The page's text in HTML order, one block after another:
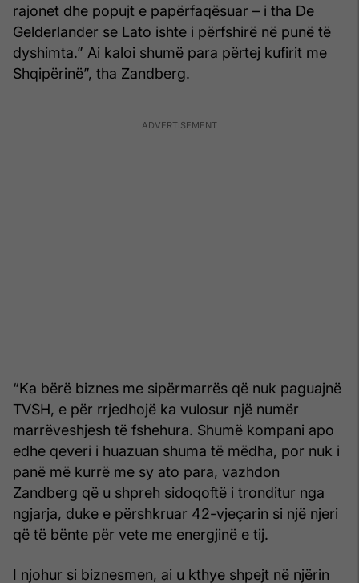
rajonet dhe popujt e papërfaqësuar – i tha De
Gelderlander se Lato ishte i përfshirë në punë të
dyshimta.” Ai kaloi shumë para përtej kufirit me
Shqipërinë”, tha Zandberg.
“Ka bërë biznes me sipërmarrës që nuk paguajnë
TVSH, e për rrjedhojë ka vulosur një numër
marrëveshjesh të fshehura. Shumë kompani apo
edhe qeveri i huazuan shuma të mëdha, por nuk i
panë më kurrë me sy ato para, vazhdon
Zandberg që u shpreh sidoqoftë i tronditur nga
ngjarja, duke e përshkruar 42-vjeçarin si një njeri
që të bënte për vete me energjinë e tij.
I njohur si biznesmen, ai u kthye shpejt në njërin